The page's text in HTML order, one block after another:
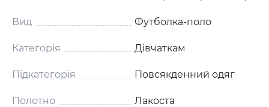
Вид Футболка-поло
Категорія Дівчаткам
Підкатегорія Повсякденний одяг
Полотно Лакоста